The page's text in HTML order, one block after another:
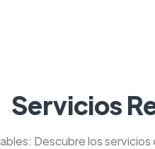
Servicios
Descubre los